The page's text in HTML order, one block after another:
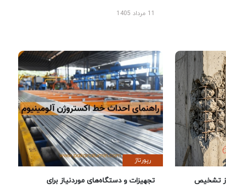
تشخیص
رپورتاژ
تجهیزات و دستگاه‌های موردنیاز برای